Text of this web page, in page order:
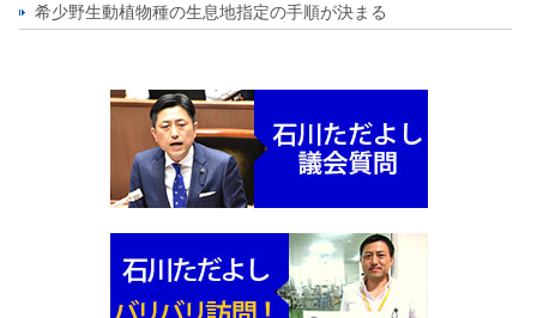
希少野生動植物種の生息地指定の手順が決まる